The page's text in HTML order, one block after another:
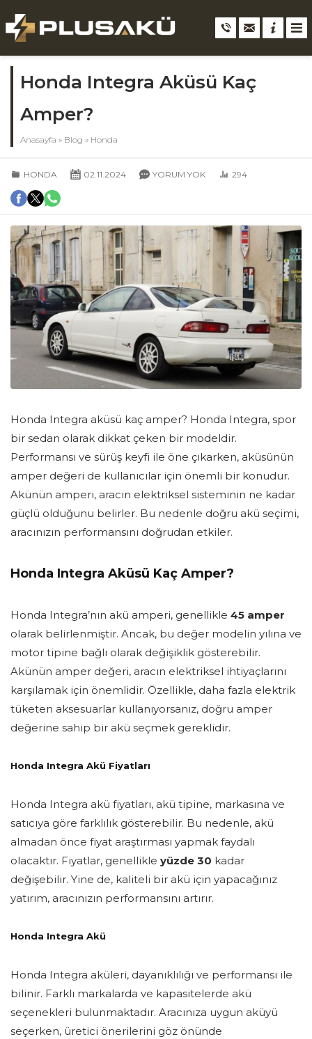
Honda Integra Aküsü Kaç
Amper?
Anasayfa » Blog » Honda
HONDA 02.11.2024 YORUM YOK 294
Honda Integra aküsü kaç amper? Honda Integra, spor
bir sedan olarak dikkat çeken bir modeldir.
Performansı ve sürüş keyfi ile öne çıkarken, aküsünün
amper değeri de kullanıcılar için önemli bir konudur.
Akünün amperi, aracın elektriksel sisteminin ne kadar
güçlü olduğunu belirler. Bu nedenle doğru akü seçimi,
aracınızın performansını doğrudan etkiler.
Honda Integra Aküsü Kaç Amper?
Honda Integra’nın akü amperi, genellikle 45 amper
olarak belirlenmiştir. Ancak, bu değer modelin yılına ve
motor tipine bağlı olarak değişiklik gösterebilir.
Akünün amper değeri, aracın elektriksel ihtiyaçlarını
karşılamak için önemlidir. Özellikle, daha fazla elektrik
tüketen aksesuarlar kullanıyorsanız, doğru amper
değerine sahip bir akü seçmek gereklidir.
Honda Integra Akü Fiyatları
Honda Integra akü fiyatları, akü tipine, markasına ve
satıcıya göre farklılık gösterebilir. Bu nedenle, akü
almadan önce fiyat araştırması yapmak faydalı
olacaktır. Fiyatlar, genellikle yüzde 30 kadar
değişebilir. Yine de, kaliteli bir akü için yapacağınız
yatırım, aracınızın performansını artırır.
Honda Integra Akü
Honda Integra aküleri, dayanıklılığı ve performansı ile
bilinir. Farklı markalarda ve kapasitelerde akü
seçenekleri bulunmaktadır. Aracınıza uygun aküyü
seçerken, üretici önerilerini göz önünde